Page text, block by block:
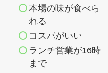
本場の味が食べら
れる
コスパがいい
ランチ営業が16時
まで